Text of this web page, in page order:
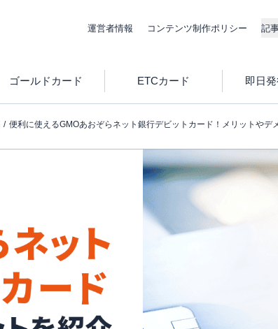
運営者情報 コンテンツ制作ポリシー 記
ゴールドカード ETCカード 即日
便利に使えるGMOあおぞらネット銀行デビットカード！メリットやデ